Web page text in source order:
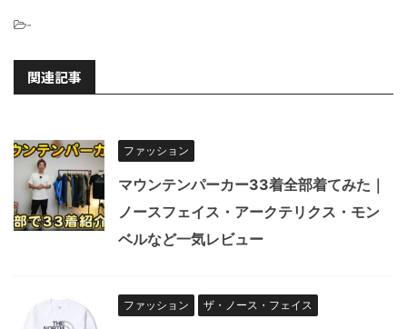
-
関連記事
ファッション
マウンテンパーカー33着全部着てみた｜
ノースフェイス・アークテリクス・モン
ベルなど一気レビュー
ファッション ザ・ノース・フェイス